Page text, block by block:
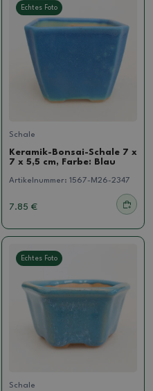
Echtes Foto
Schale
Keramik-Bonsai-Schale 7 x
7 x 5,5 cm, Farbe: Blau
Artikelnummer: 1567-M26-2347
7.85 €
Echtes Foto
Schale